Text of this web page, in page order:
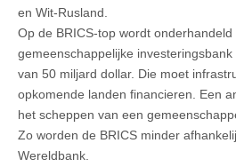
en Wit-Rusland.
Op de BRICS-top wordt onderhandeld
gemeenschappelijke
van 50 miljard dollar. Die moet
opkomende landen financieren. Een
het scheppen van een
Zo worden de BRICS minder
Wereldbank.